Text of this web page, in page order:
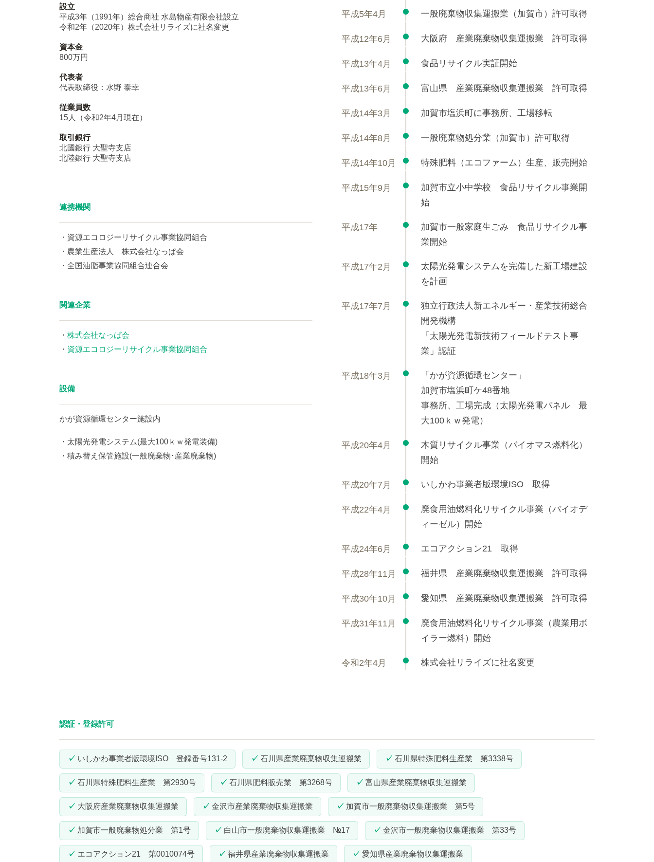
設立
平成3年（1991年）総合商社 水島物産有限会社設立
令和2年（2020年）株式会社リライズに社名変更
資本金
800万円
代表者
代表取締役：水野 泰幸
従業員数
15人（令和2年4月現在）
取引銀行
北國銀行 大聖寺支店
北陸銀行 大聖寺支店
連携機関
・資源エコロジーリサイクル事業協同組合
・農業生産法人 株式会社なっぱ会
・全国油脂事業協同組合連合会
関連企業
・ 株式会社なっぱ会
・ 資源エコロジーリサイクル事業協同組合
設備
かが資源循環センター施設内
・太陽光発電システム(最大100ｋｗ発電装備)
・積み替え保管施設(一般廃棄物･産業廃棄物)
平成5年4月 一般廃棄物収集運搬業（加賀市）許可取得
平成12年6月 大阪府 産業廃棄物収集運搬業 許可取得
平成13年4月 食品リサイクル実証開始
平成13年6月 富山県 産業廃棄物収集運搬業 許可取得
平成14年3月 加賀市塩浜町に事務所、工場移転
平成14年8月 一般廃棄物処分業（加賀市）許可取得
平成14年10月 特殊肥料（エコファーム）生産、販売開始
平成15年9月
加賀市立小中学校 食品リサイクル事業開
始
平成17年
加賀市一般家庭生ごみ 食品リサイクル事
業開始
平成17年2月
太陽光発電システムを完備した新工場建設
を計画
平成17年7月
独立行政法人新エネルギー・産業技術総合
開発機構
「太陽光発電新技術フィールドテスト事
業」認証
平成18年3月
「かが資源循環センター」
加賀市塩浜町ケ48番地
事務所、工場完成（太陽光発電パネル 最
大100ｋｗ発電）
平成20年4月
木質リサイクル事業（バイオマス燃料化）
開始
平成20年7月 いしかわ事業者版環境ISO 取得
平成22年4月
廃食用油燃料化リサイクル事業（バイオデ
ィーゼル）開始
平成24年6月 エコアクション21 取得
平成28年11月 福井県 産業廃棄物収集運搬業 許可取得
平成30年10月 愛知県 産業廃棄物収集運搬業 許可取得
平成31年11月
廃食用油燃料化リサイクル事業（農業用ボ
イラー燃料）開始
令和2年4月 株式会社リライズに社名変更
認証・登録許可
いしかわ事業者版環境ISO 登録番号131-2 石川県産業廃棄物収集運搬業 石川県特殊肥料生産業 第3338号
石川県特殊肥料生産業 第2930号 石川県肥料販売業 第3268号 富山県産業廃棄物収集運搬業
大阪府産業廃棄物収集運搬業 金沢市産業廃棄物収集運搬業 加賀市一般廃棄物収集運搬業 第5号
加賀市一般廃棄物処分業 第1号 白山市一般廃棄物収集運搬業 №17 金沢市一般廃棄物収集運搬業 第33号
エコアクション21 第0010074号 福井県産業廃棄物収集運搬業 愛知県産業廃棄物収集運搬業